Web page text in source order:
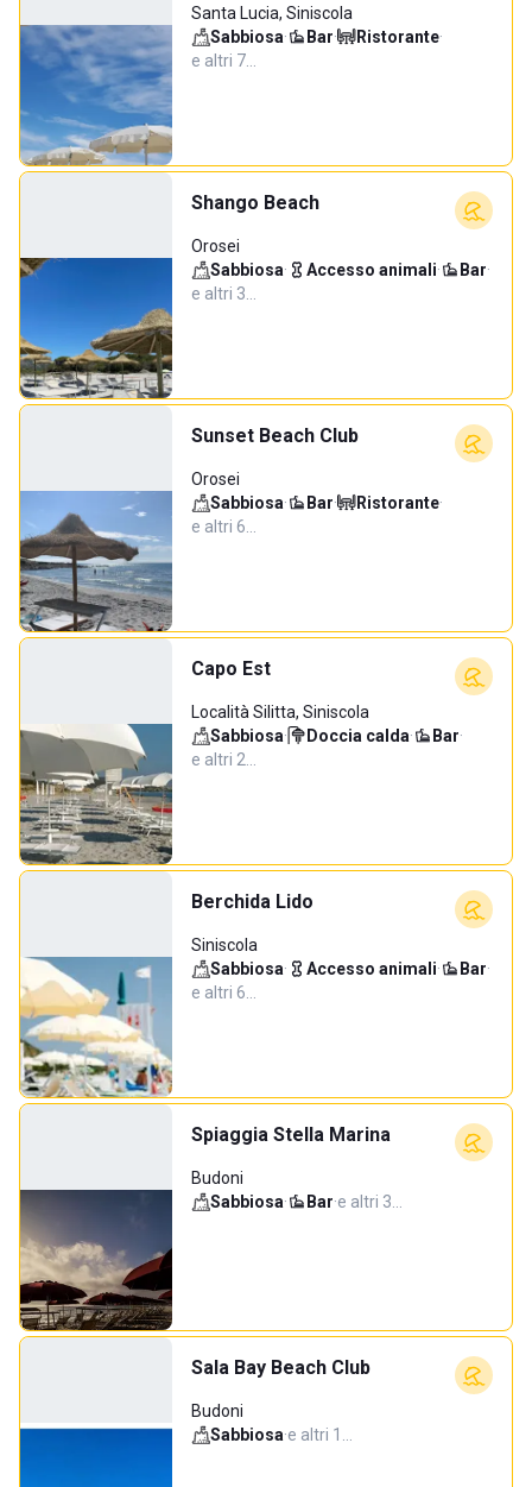
Santa Lucia, Siniscola
Sabbiosa· Bar· Ristorante·
e altri 7…
Shango Beach
Orosei
Sabbiosa· Accesso animali· Bar·
e altri 3…
Sunset Beach Club
Orosei
Sabbiosa· Bar· Ristorante·
e altri 6…
Capo Est
Località Silitta, Siniscola
Sabbiosa· Doccia calda· Bar·
e altri 2…
Berchida Lido
Siniscola
Sabbiosa· Accesso animali· Bar·
e altri 6…
Spiaggia Stella Marina
Budoni
Sabbiosa· Bar·e altri 3…
Sala Bay Beach Club
Budoni
Sabbiosa·e altri 1…